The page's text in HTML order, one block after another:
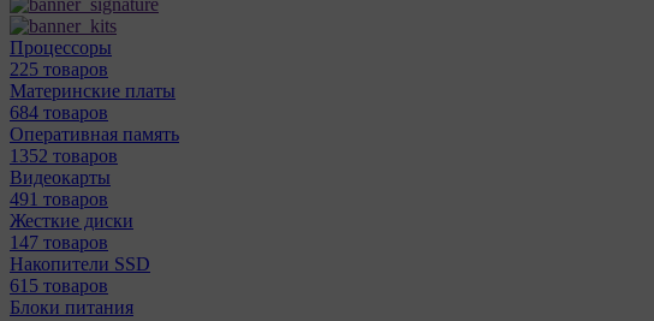
Процессоры
225 товаров
Материнcкие платы
684 товаров
Оперативная память
1352 товаров
Видеокарты
491 товаров
Жесткие диски
147 товаров
Накопители SSD
615 товаров
Блоки питания